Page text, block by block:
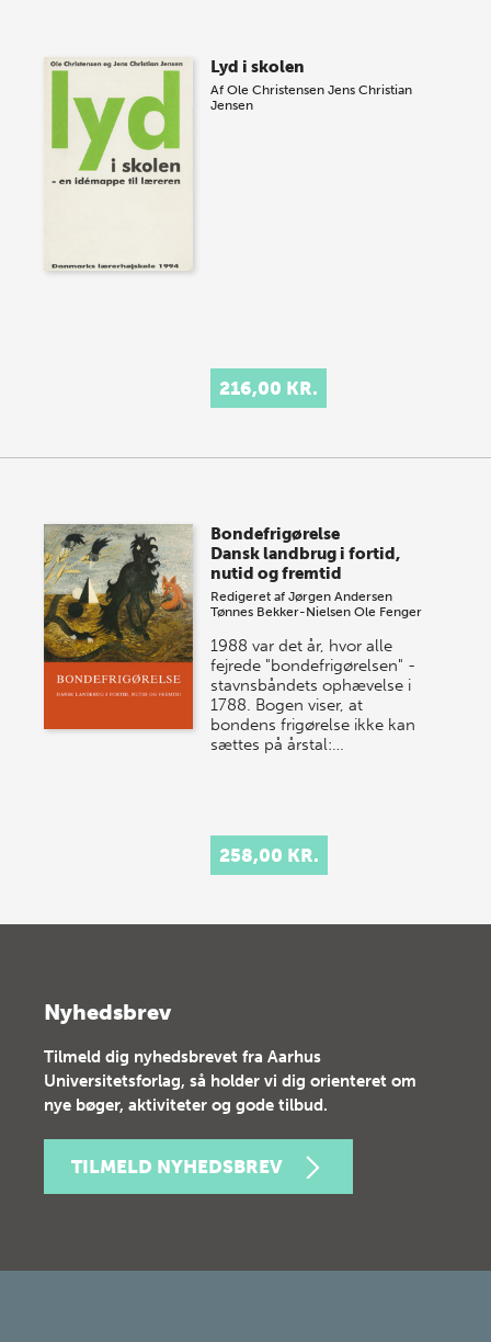
Lyd i skolen
AfOle Christensen Jens Christian
Jensen
216,00 KR.
Bondefrigørelse
Dansk landbrug i fortid,
nutid og fremtid
Redigeret afJørgen Andersen
Tønnes Bekker-Nielsen Ole Fenger
1988 var det år, hvor alle
fejrede "bondefrigørelsen" -
stavnsbåndets ophævelse i
1788. Bogen viser, at
bondens frigørelse ikke kan
sættes på årstal:…
258,00 KR.
Nyhedsbrev
Tilmeld dig nyhedsbrevet fra Aarhus
Universitetsforlag, så holder vi dig orienteret om
nye bøger, aktiviteter og gode tilbud.
TILMELD NYHEDSBREV